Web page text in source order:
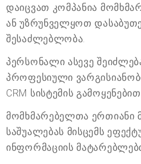
დაიცვათ კომპანია
ან უზრუნველყოთ
შესაძლებლობა.
პერსონალი ასევე
პროფესიული
CRM სისტემის
მომხმარებელთა ერთიანი
საშუალებას მისცემს
ინფორმაციის